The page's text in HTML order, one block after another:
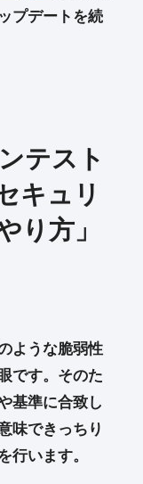
プデートを続
テスト
キュリ
り方」
ような脆弱性
です。そのた
基準に合致し
味できっちり
行います。